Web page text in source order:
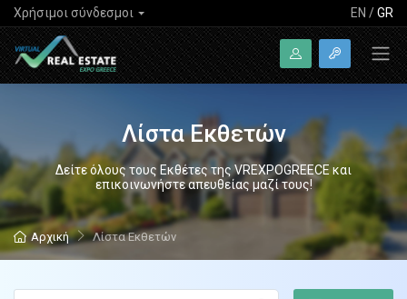
Χρήσιμοι σύνδεσμοι EN /GR
Λίστα Εκθετών
Δείτε όλους τους Εκθέτες της VREXPOGREECE και
επικοινωνήστε απευθείας μαζί τους!
Αρχική Λίστα Εκθετών